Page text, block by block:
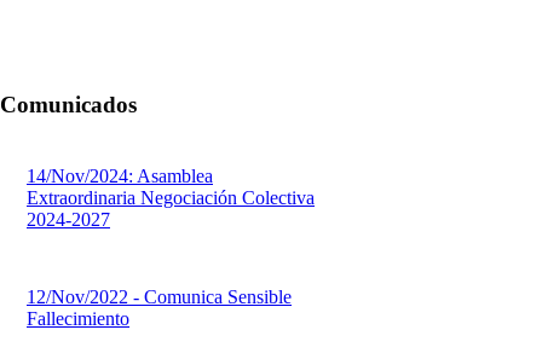
Comunicados
14/Nov/2024: Asamblea
Extraordinaria Negociación Colectiva
2024-2027
12/Nov/2022 - Comunica Sensible
Fallecimiento